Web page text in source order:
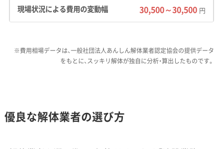
では、道幅が4m未満の狭い道路が多く、「ゾーン
30」による速度規制も設けられています。
費用への影響：狭い道路では4tダンプが入れず、
2t車で何度も往復して運び出す必要があり、運
しなければなりません。
30,500～30,500 円
※費用相場データは、一般社団法人あんしん解体業者認定協会の提供データ
をもとに、スッキリ解体が独自に分析・算出したものです。
優良な解体業者の選び方